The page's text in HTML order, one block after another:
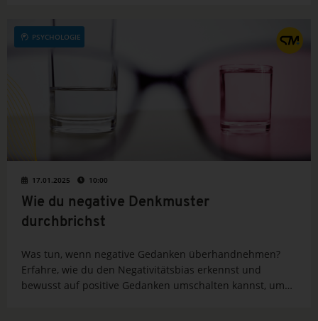
PSYCHOLOGIE
17.01.2025 10:00
Wie du negative Denkmuster
durchbrichst
Was tun, wenn negative Gedanken überhandnehmen?
Erfahre, wie du den Negativitätsbias erkennst und
bewusst auf positive Gedanken umschalten kannst, um